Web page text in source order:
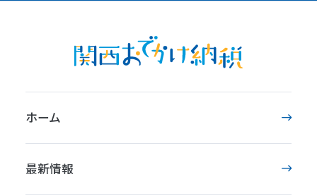
ホーム
最新情報